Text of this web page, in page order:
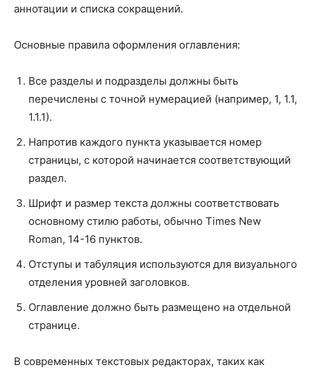
аннотации и списка сокращений.
Основные правила оформления оглавления:
Все разделы и подразделы должны быть
перечислены с точной нумерацией (например, 1, 1.1,
1.1.1).
Напротив каждого пункта указывается номер
страницы, с которой начинается соответствующий
раздел.
Шрифт и размер текста должны соответствовать
основному стилю работы, обычно Times New
Roman, 14-16 пунктов.
Отступы и табуляция используются для визуального
отделения уровней заголовков.
Оглавление должно быть размещено на отдельной
странице.
В современных текстовых редакторах, таких как